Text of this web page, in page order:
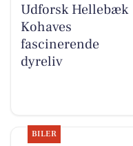
Udforsk Hellebæk
Kohaves
fascinerende
dyreliv
BILER